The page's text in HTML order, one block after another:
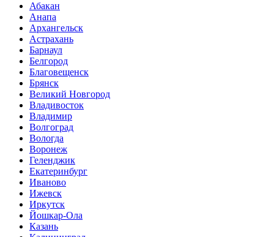
Абакан
Анапа
Архангельск
Астрахань
Барнаул
Белгород
Благовещенск
Брянск
Великий Новгород
Владивосток
Владимир
Волгоград
Вологда
Воронеж
Геленджик
Екатеринбург
Иваново
Ижевск
Иркутск
Йошкар-Ола
Казань